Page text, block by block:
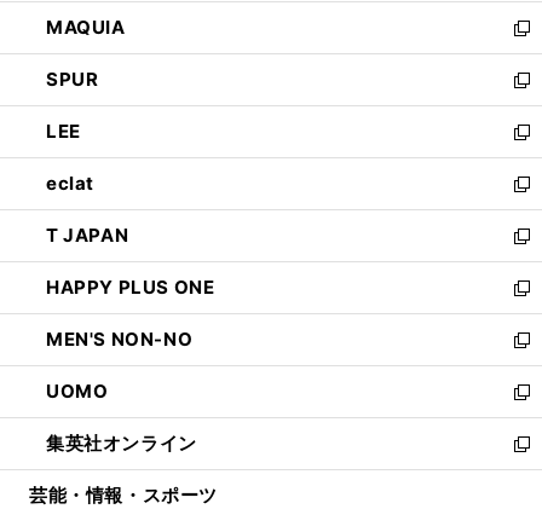
ド
ウ
で
開
く
ウ
ィ
ン
ド
ウ
で
開
く
し
い
ウ
ィ
ン
ド
ウ
で
開
く
MAQUIA
新
し
い
ウ
ィ
ン
ド
ウ
で
開
く
SPUR
新
し
い
ウ
ィ
ン
ド
ウ
で
開
く
LEE
新
し
い
ウ
ィ
ン
ド
ウ
で
開
く
eclat
新
し
い
ウ
ィ
ン
ド
ウ
で
開
く
T JAPAN
新
し
い
ウ
ィ
ン
ド
ウ
で
開
HAPPY PLUS ONE
新
し
い
ウ
ィ
ン
ド
ウ
MEN'S NON-NO
新
し
い
ウ
ィ
ン
UOMO
新
し
い
ウ
集英社オンライン
新
し
芸能・情報・スポーツ